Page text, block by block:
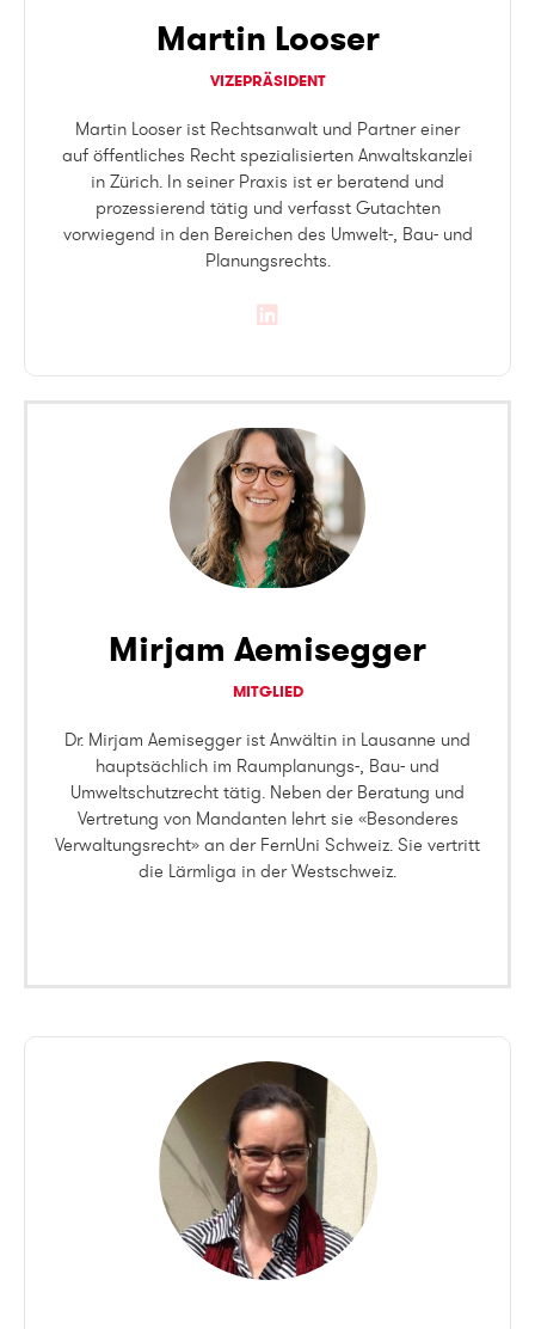
Martin Looser
VIZEPRÄSIDENT
Martin Looser ist Rechtsanwalt und Partner einer
auf öffentliches Recht spezialisierten Anwaltskanzlei
in Zürich. In seiner Praxis ist er beratend und
prozessierend tätig und verfasst Gutachten
vorwiegend in den Bereichen des Umwelt-, Bau- und
Planungsrechts.
Mirjam Aemisegger
MITGLIED
Dr. Mirjam Aemisegger ist Anwältin in Lausanne und
hauptsächlich im Raumplanungs-, Bau- und
Umweltschutzrecht tätig. Neben der Beratung und
Vertretung von Mandanten lehrt sie «Besonderes
Verwaltungsrecht» an der FernUni Schweiz. Sie vertritt
die Lärmliga in der Westschweiz.